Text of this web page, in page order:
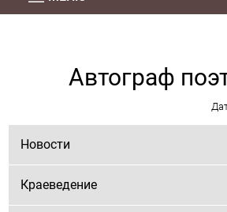
Автограф
Новости
Краеведение